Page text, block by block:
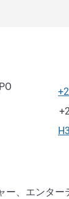
電話
E
ー、エンター